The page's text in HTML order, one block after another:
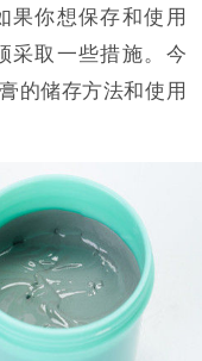
果你想保存和使用
采取一些措施。今
的储存方法和使用